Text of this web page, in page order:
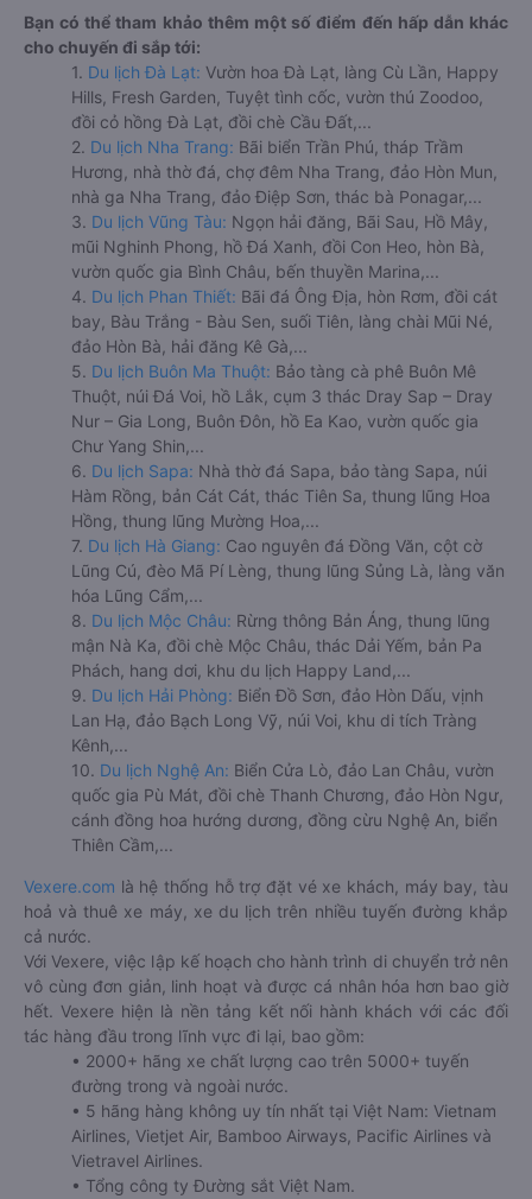
Bạn có thể tham khảo thêm một số điểm đến hấp dẫn khác
cho chuyến đi sắp tới:
1. Du lịch Đà Lạt: Vườn hoa Đà Lạt, làng Cù Lần, Happy
Hills, Fresh Garden, Tuyệt tình cốc, vườn thú Zoodoo,
đồi cỏ hồng Đà Lạt, đồi chè Cầu Đất,...
2. Du lịch Nha Trang: Bãi biển Trần Phú, tháp Trầm
Hương, nhà thờ đá, chợ đêm Nha Trang, đảo Hòn Mun,
nhà ga Nha Trang, đảo Điệp Sơn, thác bà Ponagar,...
3. Du lịch Vũng Tàu: Ngọn hải đăng, Bãi Sau, Hồ Mây,
mũi Nghinh Phong, hồ Đá Xanh, đồi Con Heo, hòn Bà,
vườn quốc gia Bình Châu, bến thuyền Marina,...
4. Du lịch Phan Thiết: Bãi đá Ông Địa, hòn Rơm, đồi cát
bay, Bàu Trắng - Bàu Sen, suối Tiên, làng chài Mũi Né,
đảo Hòn Bà, hải đăng Kê Gà,...
5. Du lịch Buôn Ma Thuột: Bảo tàng cà phê Buôn Mê
Thuột, núi Đá Voi, hồ Lắk, cụm 3 thác Dray Sap – Dray
Nur – Gia Long, Buôn Đôn, hồ Ea Kao, vườn quốc gia
Chư Yang Shin,...
6. Du lịch Sapa: Nhà thờ đá Sapa, bảo tàng Sapa, núi
Hàm Rồng, bản Cát Cát, thác Tiên Sa, thung lũng Hoa
Hồng, thung lũng Mường Hoa,...
7. Du lịch Hà Giang: Cao nguyên đá Đồng Văn, cột cờ
Lũng Cú, đèo Mã Pí Lèng, thung lũng Sủng Là, làng văn
hóa Lũng Cẩm,...
8. Du lịch Mộc Châu: Rừng thông Bản Áng, thung lũng
mận Nà Ka, đồi chè Mộc Châu, thác Dải Yếm, bản Pa
Phách, hang dơi, khu du lịch Happy Land,...
9. Du lịch Hải Phòng: Biển Đồ Sơn, đảo Hòn Dấu, vịnh
Lan Hạ, đảo Bạch Long Vỹ, núi Voi, khu di tích Tràng
Kênh,...
10. Du lịch Nghệ An: Biển Cửa Lò, đảo Lan Châu, vườn
quốc gia Pù Mát, đồi chè Thanh Chương, đảo Hòn Ngư,
cánh đồng hoa hướng dương, đồng cừu Nghệ An, biển
Thiên Cầm,...
Vexere.com là hệ thống hỗ trợ đặt vé xe khách, máy bay, tàu
hoả và thuê xe máy, xe du lịch trên nhiều tuyến đường khắp
cả nước.
Với Vexere, việc lập kế hoạch cho hành trình di chuyển trở nên
vô cùng đơn giản, linh hoạt và được cá nhân hóa hơn bao giờ
hết. Vexere hiện là nền tảng kết nối hành khách với các đối
tác hàng đầu trong lĩnh vực đi lại, bao gồm:
• 2000+ hãng xe chất lượng cao trên 5000+ tuyến
đường trong và ngoài nước.
• 5 hãng hàng không uy tín nhất tại Việt Nam: Vietnam
Airlines, Vietjet Air, Bamboo Airways, Pacific Airlines và
Vietravel Airlines.
• Tổng công ty Đường sắt Việt Nam.